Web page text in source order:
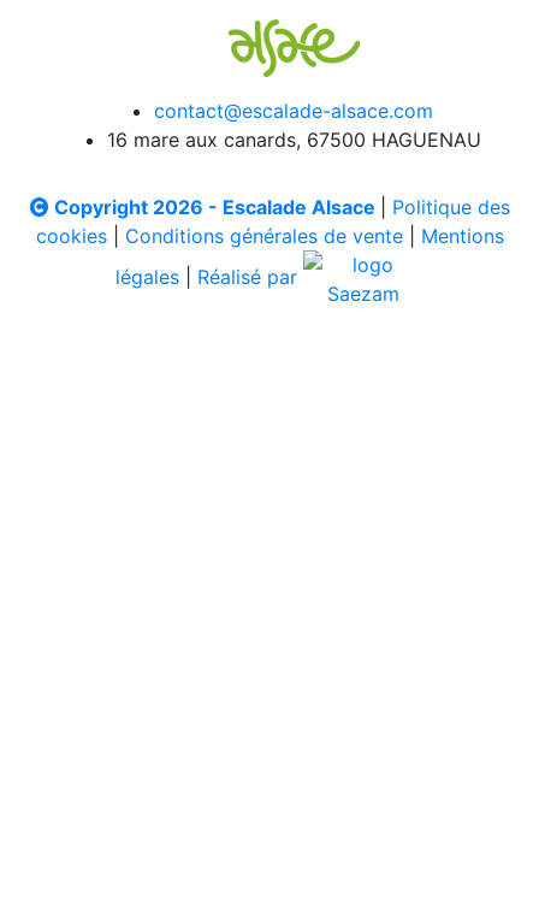
contact@escalade-alsace.com
16 mare aux canards, 67500 HAGUENAU
Copyright 2026 - Escalade Alsace
Politique des
cookies| Conditions générales de vente| Mentions
légales
Réalisé par